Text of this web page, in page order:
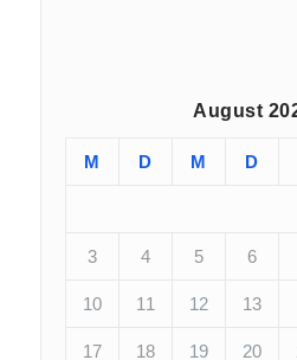
August
M D M D
3 4 5 6
10 11 12 13
17 18 19 20